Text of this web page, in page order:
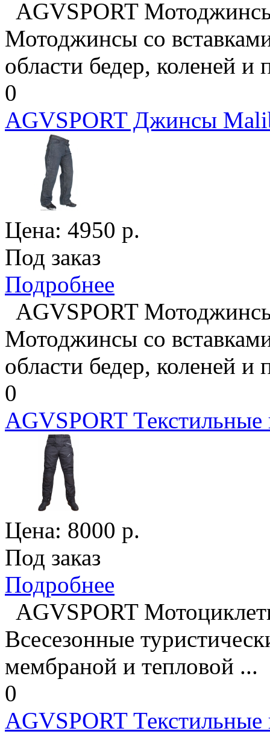
AGVSPORT
Мотоджинсы со
области бедер, коленей и
0
AGVSPORT Джинсы
Цена: 4950 р.
Под заказ
Подробнее
AGVSPORT
Мотоджинсы со
области бедер, коленей и
0
AGVSPORT
Цена: 8000 р.
Под заказ
Подробнее
AGVSPORT
Всесезонные
мембраной и тепловой ...
0
AGVSPORT